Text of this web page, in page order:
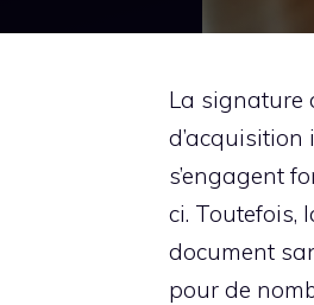
La signature
d’acquisition
s’engagent
ci. Toutefois,
document
pour de